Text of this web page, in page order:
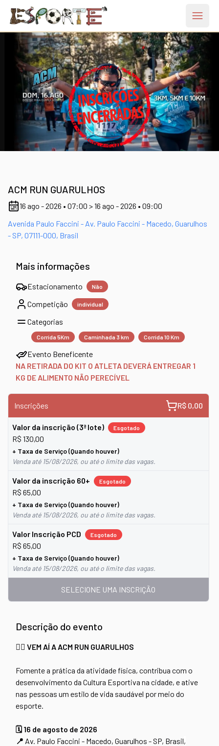
Open
ACM RUN GUARULHOS
16 ago - 2026 • 07:00 > 16 ago - 2026 • 09:00
Avenida Paulo Faccini - Av. Paulo Faccini - Macedo, Guarulhos
- SP, 07111-000, Brasil
Mais informações
Estacionamento Não
Competição individual
Categorias
Corrida 5Km Caminhada 3 km Corrida 10 Km
Evento Beneficente
NA RETIRADA DO KIT O ATLETA DEVERÁ ENTREGAR 1
KG DE ALIMENTO NÃO PERECÍVEL
Inscrições R$ 0,00
Valor da inscrição (3ª lote) Esgotado
R$ 130,00
+ Taxa de Serviço (Quando houver)
Venda até 15/08/2026, ou até o limite das vagas.
Valor da inscrição 60+ Esgotado
R$ 65,00
+ Taxa de Serviço (Quando houver)
Venda até 15/08/2026, ou até o limite das vagas.
Valor Inscrição PCD Esgotado
R$ 65,00
+ Taxa de Serviço (Quando houver)
Venda até 15/08/2026, ou até o limite das vagas.
SELECIONE UMA INSCRIÇÃO
Descrição do evento
🏃‍♀ VEM AÍ A ACM RUN GUARULHOS
Fomente a prática da atividade física, contribua com o
desenvolvimento da Cultura Esportiva na cidade, e ative
nas pessoas um estilo de vida saudável por meio do
esporte.
🗓 16 de agosto de 2026
📍 Av. Paulo Faccini - Macedo, Guarulhos - SP, Brasil,